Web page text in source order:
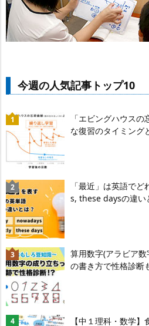
今週の人気記事トップ10
「エビングハウス
な復習のタイミング
「最近」は英語で
s, these daysの違い
算用数字(アラビア
の書き方で性格診断
【中１理科・数学